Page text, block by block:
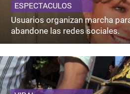
ESPECTACULOS
Usuarios organizan marcha
abandone las redes sociales.